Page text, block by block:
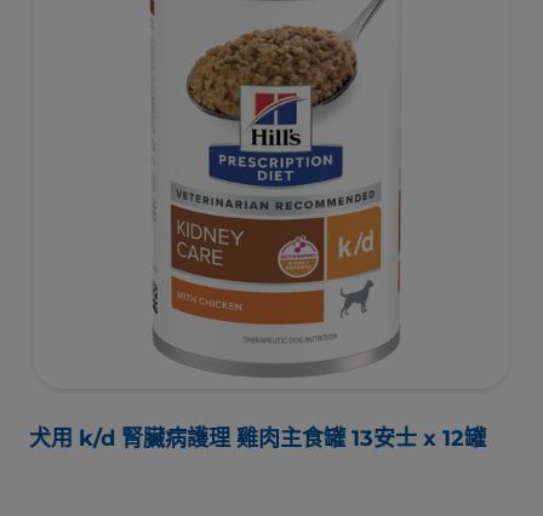
犬用 k/d 腎臟病護理 雞肉主食罐 13安士 x 12罐